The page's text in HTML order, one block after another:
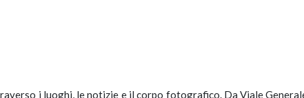
i luoghi, le notizie e il corpo fotografico. Da Viale